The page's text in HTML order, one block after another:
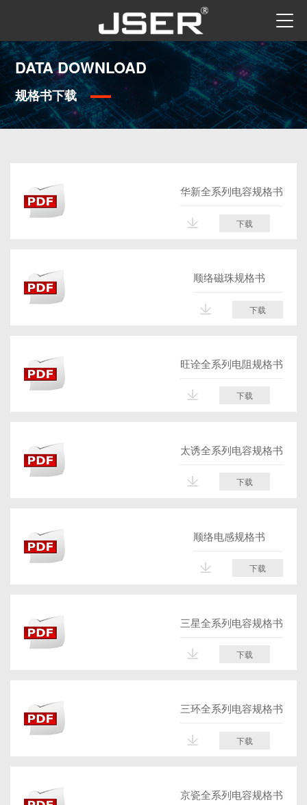
DATA DOWNLOAD
规格书下载
华新全系列电容规格书
下载
顺络磁珠规格书
下载
旺诠全系列电阻规格书
下载
太诱全系列电容规格书
下载
顺络电感规格书
下载
三星全系列电容规格书
下载
三环全系列电容规格书
下载
京瓷全系列电容规格书